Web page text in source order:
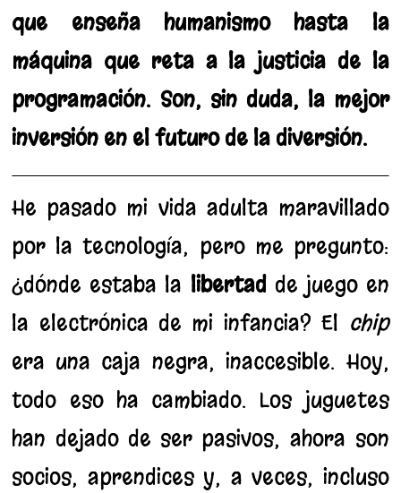
que enseña humanismo hasta la
máquina que reta a la justicia de la
programación. Son, sin duda, la mejor
inversión en el futuro de la diversión.
He pasado mi vida adulta maravillado
por la tecnología, pero me pregunto:
¿dónde estaba la libertadde juego en
la electrónica de mi infancia? El chip
era una caja negra, inaccesible. Hoy,
todo eso ha cambiado. Los juguetes
han dejado de ser pasivos; ahora son
socios, aprendices y, a veces, incluso